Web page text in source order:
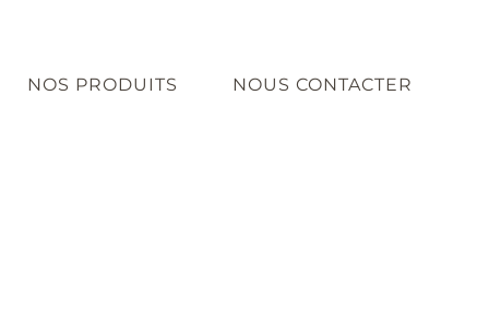
NOS PRODUITS NOUS CONTACTER